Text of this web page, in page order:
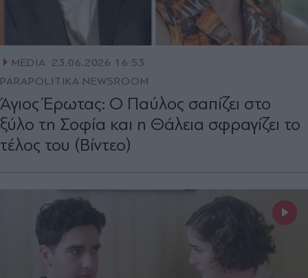
MEDIA
23.06.2026 16:53
PARAPOLITIKA NEWSROOM
Άγιος Έρωτας: Ο Παύλος σαπίζει στο
ξύλο τη Σοφία και η Θάλεια σφραγίζει το
τέλος του (Βίντεο)